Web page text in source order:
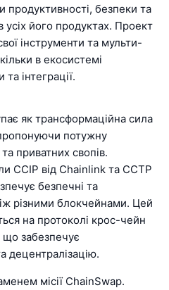
безпеки та
усіх його продуктах. Проект
інструменти та мульти-
в екосистемі
інтеграції.
як трансформаційна сила
потужну
приватних свопів.
CCIP від Chainlink та CCTP
безпечні та
різними блокчейнами. Цей
на протоколі крос-чейн
що забезпечує
децентралізацію.
місії ChainSwap.